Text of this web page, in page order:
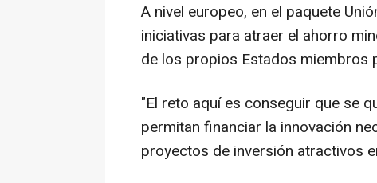
A nivel europeo, en el paquete
iniciativas para atraer el ahorro
de los propios Estados miembros
"El reto aquí es conseguir que se
permitan financiar la innovación
proyectos de inversión atractivos